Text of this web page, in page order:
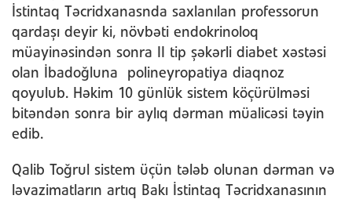
İstintaq Təcridxanasnda saxlanılan professorun
qardaşı deyir ki, növbəti endokrinoloq
müayinəsindən sonra II tip şəkərli diabet xəstəsi
olan İbadoğluna polineyropatiya diaqnoz
qoyulub. Həkim 10 günlük sistem köçürülməsi
bitəndən sonra bir aylıq dərman müalicəsi təyin
edib.
Qalib Toğrul sistem üçün tələb olunan dərman və
ləvazimatların artıq Bakı İstintaq Təcridxanasının